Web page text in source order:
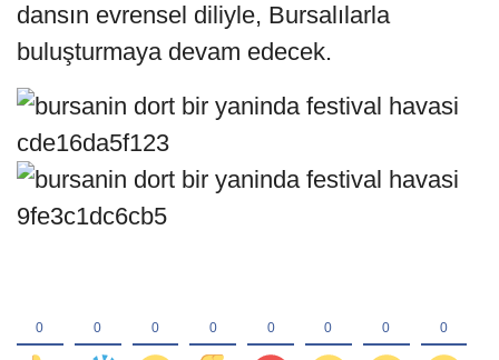
dansın evrensel diliyle, Bursalılarla
buluşturmaya devam edecek.